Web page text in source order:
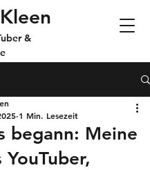
&
begann: Meine
YouTuber,
1 Min. Lesezeit